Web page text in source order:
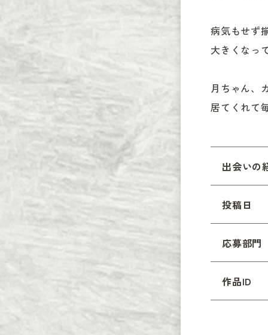
病気もせず
大きくなっ
月ちゃん、
居てくれて
出会いの
投稿日
応募部門
作品ID